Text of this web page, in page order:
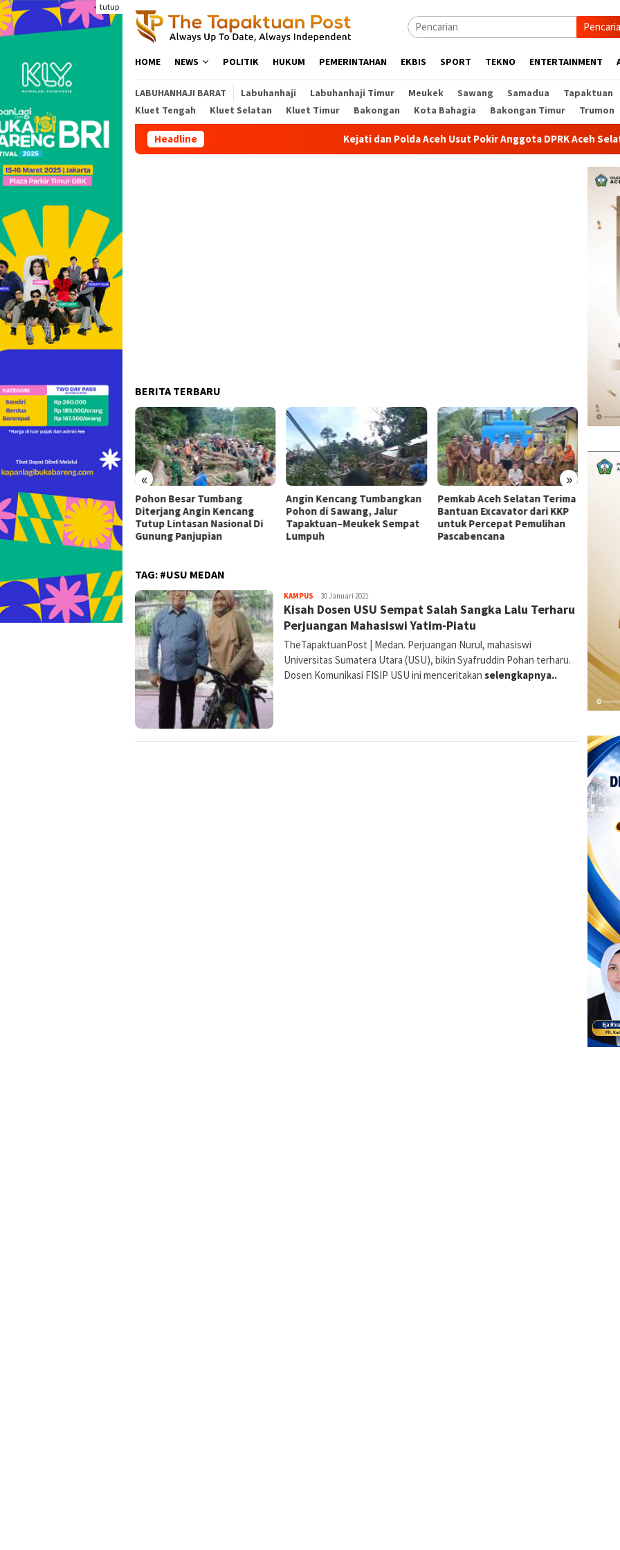
Loncat
ke
konten
tutup
HOME NEWS POLITIK HUKUM PEMERINTAHAN EKBIS SPORT TEKNO ENTERTAINMENT
LABUHANHAJI BARAT Labuhanhaji Labuhanhaji Timur Meukek Sawang Samadua Tapaktuan
Kluet Tengah
Kluet Selatan Kluet Timur Bakongan Kota Bahagia Bakongan Timur Trumon
Headline Kejati dan Polda Aceh Usut Pokir Anggota DPRK Aceh Selatan,
BERITA TERBARU
« »
dan Polda Aceh Usut
Anggota DPRK Aceh
Alokasi Pokir 2027
Dihentikan
Pohon Besar Tumbang
Diterjang Angin Kencang
Tutup Lintasan Nasional Di
Gunung Panjupian
Angin Kencang Tumbangkan
Pohon di Sawang, Jalur
Tapaktuan–Meukek Sempat
Lumpuh
Pemkab Aceh Selatan Terima
Bantuan Excavator dari KKP
untuk Percepat Pemulihan
Pascabencana
di
TAG: #USU MEDAN
KAMPUS
Redaksi
30 Januari 2021
Kisah Dosen USU Sempat Salah Sangka Lalu Terharu
Perjuangan Mahasiswi Yatim-Piatu
TheTapaktuanPost | Medan. Perjuangan Nurul, mahasiswi
Universitas Sumatera Utara (USU), bikin Syafruddin Pohan terharu.
Dosen Komunikasi FISIP USU ini menceritakan selengkapnya..